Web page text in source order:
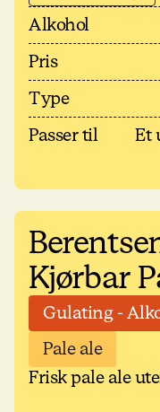
Alkohol
Pris
Type
Passer til
Et
Kjørbar
Gulating -
Pale ale
Frisk pale ale